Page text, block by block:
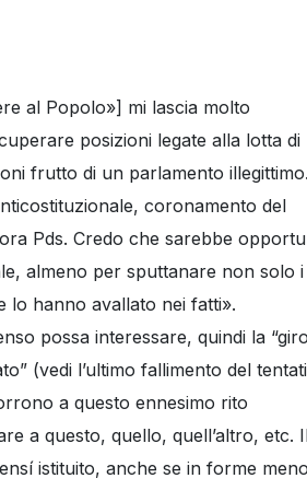
al Popolo»] mi lascia molto
posizioni legate alla lotta di
frutto di un parlamento illegittimo.
coronamento del
Pds. Credo che sarebbe
almeno per sputtanare non solo i
lo hanno avallato nei fatti».
possa interessare, quindi la
(vedi l’ultimo fallimento del
a questo ennesimo rito
a questo, quello, quell’altro, etc.
istituito, anche se in forme meno